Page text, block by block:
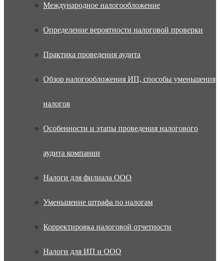
Международное налогообложение
Определение вероятности налоговой проверки
Практика проведения аудита
Обзор налогообложения ИП, способы уменьшения
налогов
Особенности и этапы проведения налогового
аудита компании
Налоги для филиала ООО
Уменьшение штрафа по налогам
Корректировка налоговой отчетности
Налоги для ИП и ООО